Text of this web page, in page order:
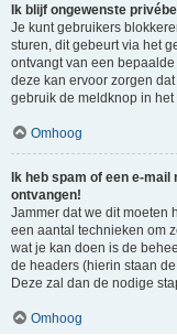
Ik blijf ongewenste
Je kunt gebruikers
sturen, dit gebeurt via het
ontvangt van een
deze kan ervoor zorgen
gebruik de meldknop in
Omhoog
Ik heb spam of een e-
ontvangen!
Jammer dat we dit moeten
een aantal technieken om
wat je kan doen is de
de headers (hierin staan
Deze zal dan de nodige
Omhoog